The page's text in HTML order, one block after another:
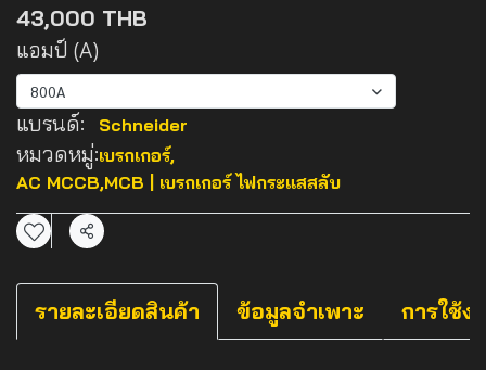
43,000 THB
แอมป์ (A)
800A
แบรนด์: Schneider
หมวดหมู่:เบรกเกอร์,
AC MCCB,MCB | เบรกเกอร์ ไฟกระแสสลับ
แชร์
รายละเอียดสินค้า ข้อมูลจำเพาะ การใช้ง